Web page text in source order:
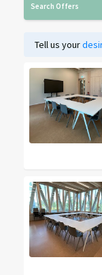
Search Offers
Tell us your